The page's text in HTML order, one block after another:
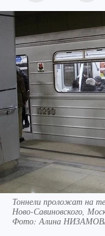
Тоннели проложат на
Ново-Савиновского,
Фото: Алина